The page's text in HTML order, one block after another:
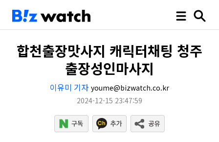
합천출장맛사지 캐릭터채팅 청주
출장성인마사지
이유미 기자 youme@bizwatch.co.kr
2024-12-15 23:47:59